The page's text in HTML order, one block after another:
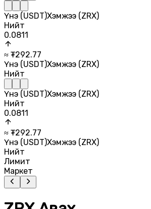
Үнэ (USDT)Хэмжээ (ZRX)
Нийт
0.0811
≈ ₮292.77
Үнэ (USDT)Хэмжээ (ZRX)
Нийт
Үнэ (USDT)Хэмжээ (ZRX)
Нийт
0.0811
≈ ₮292.77
Үнэ (USDT)Хэмжээ (ZRX)
Нийт
Лимит
Маркет